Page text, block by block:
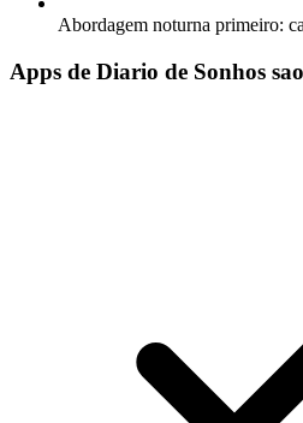
Abordagem noturna primeiro:
Apps de Diario de Sonhos